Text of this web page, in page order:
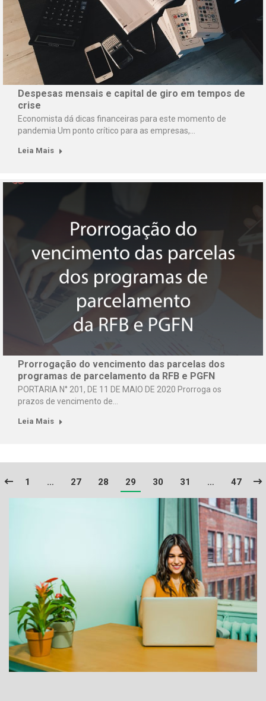
Despesas mensais e capital de giro em tempos de
crise
Economista dá dicas financeiras para este momento de
pandemia Um ponto crítico para as empresas,…
Leia Mais
Prorrogação do vencimento das parcelas dos
programas de parcelamento da RFB e PGFN
PORTARIA N° 201, DE 11 DE MAIO DE 2020 Prorroga os
prazos de vencimento de…
Leia Mais
1 … 27 28 29 30 31 … 47